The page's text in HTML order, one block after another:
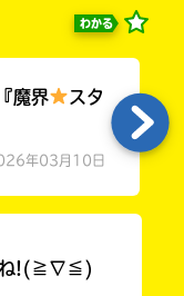
わかる
魔界
スタ
年03月10日
ね!(≧∇≦)